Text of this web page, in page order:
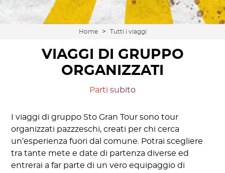
Home > Tutti i viaggi
VIAGGI DI GRUPPO
ORGANIZZATI
Parti subito
I viaggi di gruppo Sto Gran Tour sono tour
organizzati pazzzeschi, creati per chi cerca
un’esperienza fuori dal comune. Potrai scegliere
tra tante mete e date di partenza diverse ed
entrerai a far parte di un vero equipaggio di